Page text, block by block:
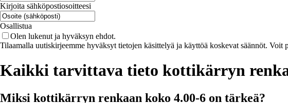
Kirjoita sähköpostiosoitteesi
Osallistua
Olen lukenut ja hyväksyn ehdot.
Tilaamalla uutiskirjeemme hyväksyt tietojen käsittelyä ja käyttöä koskevat säännöt.
Kaikki tarvittava tieto kottikärryn
Miksi kottikärryn renkaan koko 4.00-6 on tärkeä?